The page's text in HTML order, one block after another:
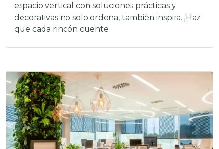
espacio vertical con soluciones prácticas y
decorativas no solo ordena, también inspira. ¡Haz
que cada rincón cuente!